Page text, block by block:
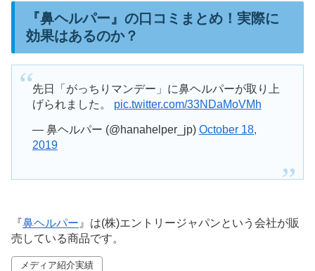
『鼻ヘルパー』の口コミまとめ！実際に
効果はあるのか？
先日「がっちりマンデー」に鼻ヘルパーが取り上
げられました。 pic.twitter.com/33NDaMoVMh
— 鼻ヘルパー (@hanahelper_jp) October 18,
2019
『鼻ヘルパー 』は(株)エントリージャパンという会社が販
売している商品です。
メディア紹介実績